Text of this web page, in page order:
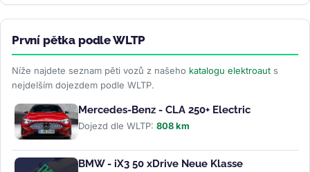
První pětka podle WLTP
Níže najdete seznam pěti vozů z našeho katalogu elektroaut s
nejdelším dojezdem podle WLTP.
Mercedes-Benz - CLA 250+ Electric
Dojezd dle WLTP: 808 km
BMW - iX3 50 xDrive Neue Klasse